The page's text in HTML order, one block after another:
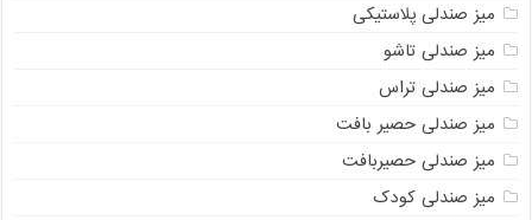
میز صندلی پلاستیکی
میز صندلی تاشو
میز صندلی تراس
میز صندلی حصیر بافت
میز صندلی حصیربافت
میز صندلی کودک